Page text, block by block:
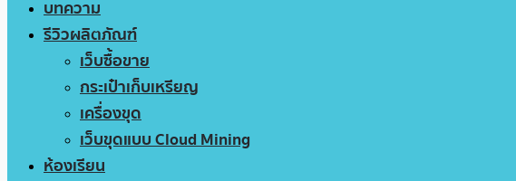
บทความ
รีวิวผลิตภัณฑ์
เว็บซื้อขาย
กระเป๋าเก็บเหรียญ
เครื่องขุด
เว็บขุดแบบ Cloud Mining
ห้องเรียน